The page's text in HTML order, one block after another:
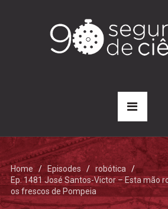
Home Episodes
robótica
Ep. 1481 José Santos-Victor – Esta mão
os frescos de Pompeia